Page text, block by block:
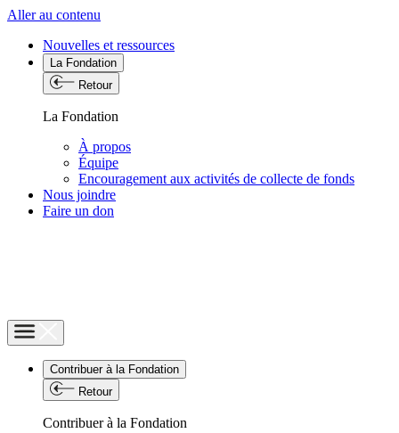
Aller au contenu
Nouvelles et ressources
La Fondation
Retour
La Fondation
À propos
Équipe
Encouragement aux activités de collecte de fonds
Nous joindre
Faire un don
Contribuer à la Fondation
Retour
Contribuer à la Fondation